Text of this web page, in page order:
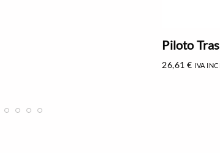
Piloto
26,61€ IVA